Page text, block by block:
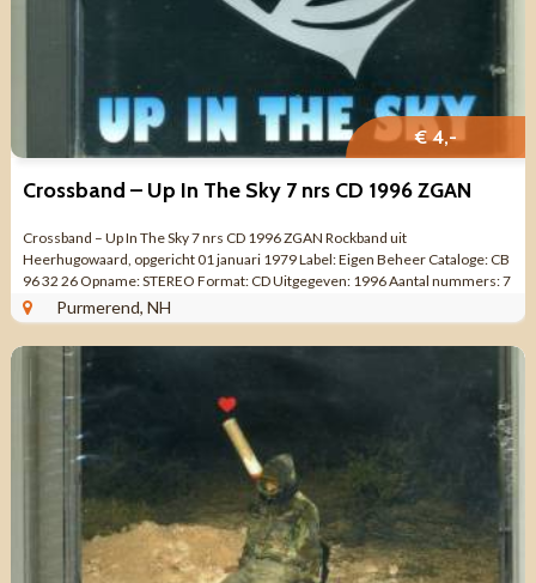
€ 4,-
Crossband – Up In The Sky 7 nrs CD 1996 ZGAN
Crossband – Up In The Sky 7 nrs CD 1996 ZGAN Rockband uit
Heerhugowaard, opgericht 01 januari 1979 Label: Eigen Beheer Cataloge: CB
96 32 26 Opname: STEREO Format: CD Uitgegeven: 1996 Aantal nummers: 7
Made in HOLLAND ...
Purmerend, NH